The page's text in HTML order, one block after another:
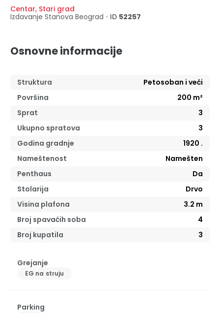
Centar, Stari grad
Izdavanje Stanova Beograd • ID 52257
Osnovne informacije
Struktura
Petosoban i veći
Površina
200 m²
Sprat
3
Ukupno spratova
3
Godina gradnje
1920 .
Nameštenost
Namešten
Penthaus
Da
Stolarija
Drvo
Visina plafona
3.2 m
Broj spavaćih soba
4
Broj kupatila
3
Grejanje
EG na struju
Parking